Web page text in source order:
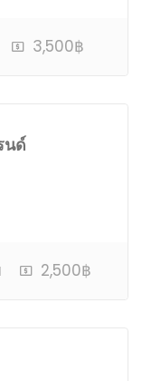
3,500฿
นด์
2,500฿